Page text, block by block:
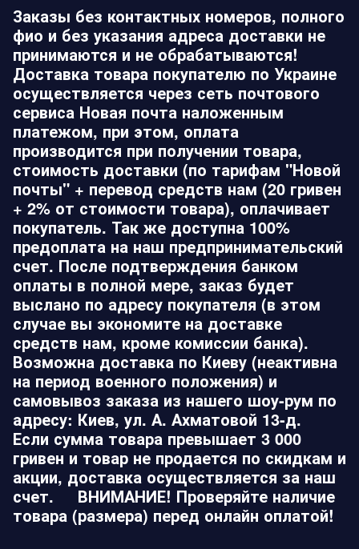
Заказы без контактных номеров, полного
фио и без указания адреса доставки не
принимаются и не обрабатываются!
Доставка товара покупателю по Украине
осуществляется через сеть почтового
сервиса Новая почта наложенным
платежом, при этом, оплата
производится при получении товара,
стоимость доставки (по тарифам "Новой
почты" + перевод средств нам (20 гривен
+ 2% от стоимости товара), оплачивает
покупатель. Так же доступна 100%
предоплата на наш предпринимательский
счет. После подтверждения банком
оплаты в полной мере, заказ будет
выслано по адресу покупателя (в этом
случае вы экономите на доставке
средств нам, кроме комиссии банка).
Возможна доставка по Киеву (неактивна
на период военного положения) и
самовывоз заказа из нашего шоу-рум по
адресу: Киев, ул. А. Ахматовой 13-д.
Если сумма товара превышает 3 000
гривен и товар не продается по скидкам и
акции, доставка осуществляется за наш
счет. ВНИМАНИЕ! Проверяйте наличие
товара (размера) перед онлайн оплатой!